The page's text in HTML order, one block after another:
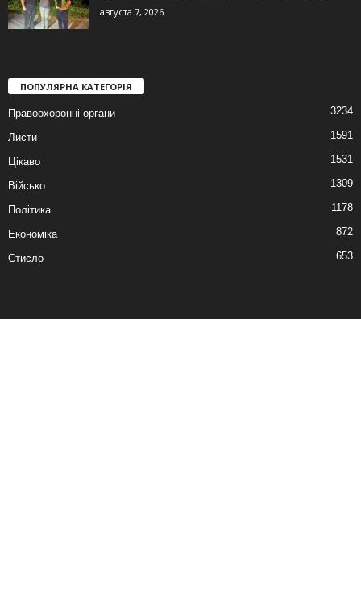
августа 7, 2026
ПОПУЛЯРНА КАТЕГОРІЯ
Правоохоронні органи 3234
Листи 1591
Цікаво 1531
Військо 1309
Політика 1178
Економіка 872
Стисло 653